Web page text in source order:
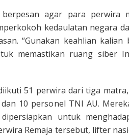
agar para perwira
kedaulatan negara
“Gunakan keahlian
memastikan ruang siber
51 perwira dari tiga
10 personel TNI AU.
untuk
Remaja tersebut, lifter